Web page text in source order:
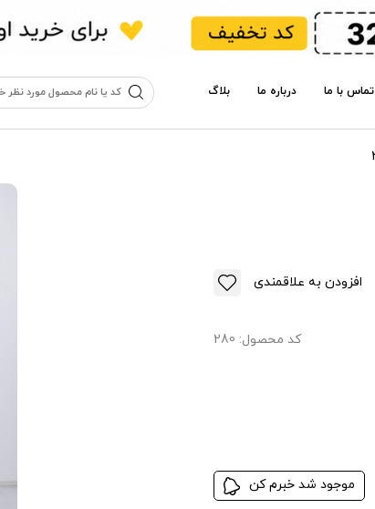
تماس با ما درباره ما بلاگ
افزودن به علاقمندی
کد محصول: 280
موجود شد خبرم کن